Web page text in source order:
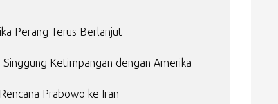
Perang Terus Berlanjut
Ketimpangan dengan Amerika
Prabowo ke Iran